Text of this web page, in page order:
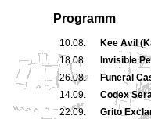
Programm
10.08. Kee Avil
18.08.
Invisible
26.08.
Funeral
14.09.
Codex
22.09.
Grito